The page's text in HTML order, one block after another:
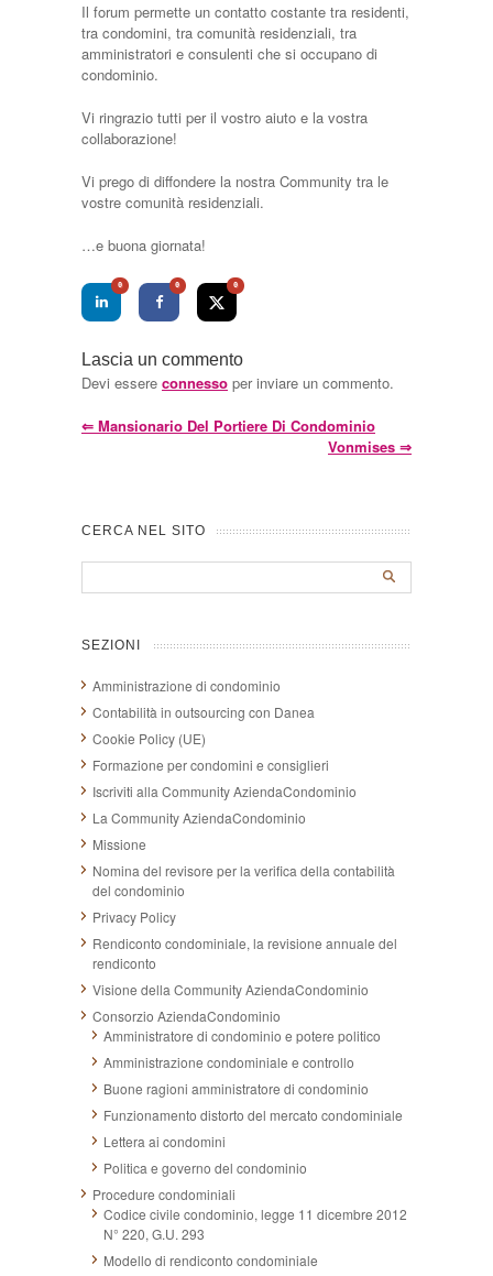
Il forum permette un contatto costante tra residenti,
tra condomini, tra comunità residenziali, tra
amministratori e consulenti che si occupano di
condominio.
Vi ringrazio tutti per il vostro aiuto e la vostra
collaborazione!
Vi prego di diffondere la nostra Community tra le
vostre comunità residenziali.
…e buona giornata!
0 0 0
Lascia un commento
Devi essere connesso per inviare un commento.
⇐ Mansionario Del Portiere Di Condominio
Vonmises ⇒
CERCA NEL SITO
SEZIONI
Amministrazione di condominio
Contabilità in outsourcing con Danea
Cookie Policy (UE)
Formazione per condomini e consiglieri
Iscriviti alla Community AziendaCondominio
La Community AziendaCondominio
Missione
Nomina del revisore per la verifica della contabilità
del condominio
Privacy Policy
Rendiconto condominiale, la revisione annuale del
rendiconto
Visione della Community AziendaCondominio
Consorzio AziendaCondominio
Amministratore di condominio e potere politico
Amministrazione condominiale e controllo
Buone ragioni amministratore di condominio
Funzionamento distorto del mercato condominiale
Lettera ai condomini
Politica e governo del condominio
Procedure condominiali
Codice civile condominio, legge 11 dicembre 2012
N° 220, G.U. 293
Modello di rendiconto condominiale